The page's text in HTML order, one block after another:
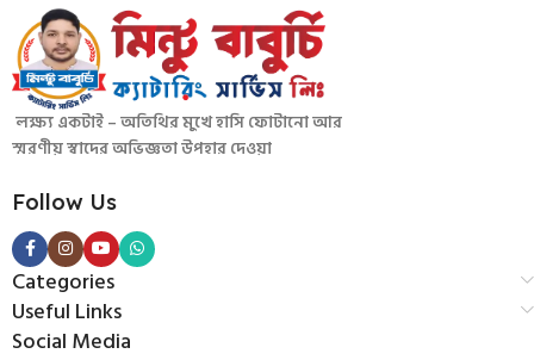
লক্ষ্য একটাই – অতিথির মুখে হাসি ফোটানো আর
স্মরণীয় স্বাদের অভিজ্ঞতা উপহার দেওয়া
Follow Us
Categories
Useful Links
Social Media